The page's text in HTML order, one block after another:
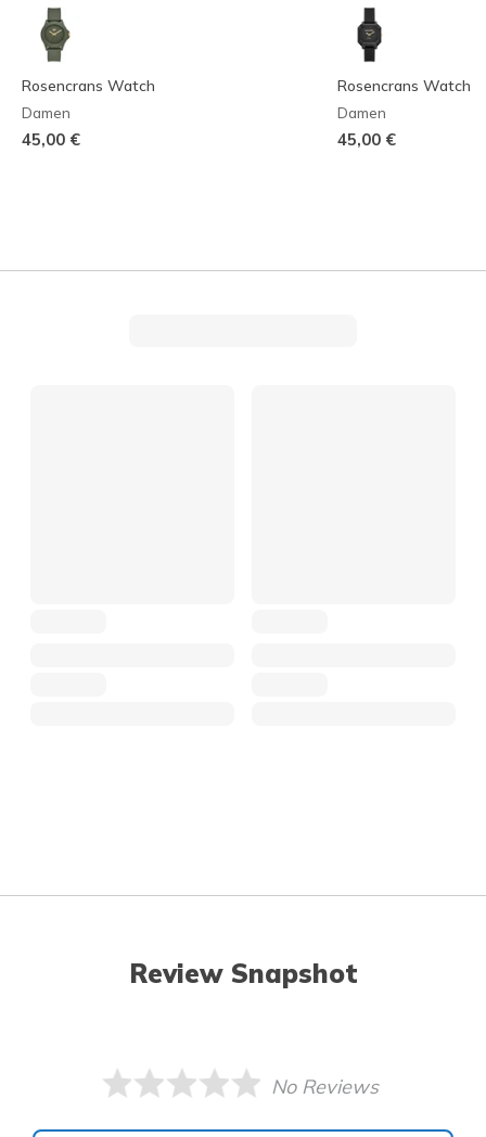
Rosencrans Watch
Damen
45,00 €
Rosencrans Watch
Damen
45,00 €
Review Snapshot
No Reviews